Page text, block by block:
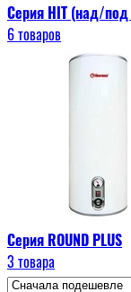
Серия HIT (над/
6 товаров
Серия ROUND PLUS
3 товара